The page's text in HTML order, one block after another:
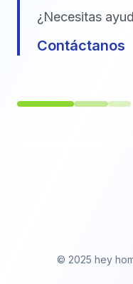
¿Necesitas
Contáctanos
© 2025 hey